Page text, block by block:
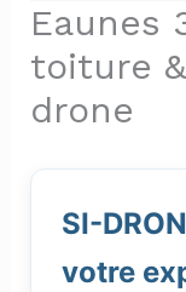
Eaunes
toiture
drone
SI-
votre